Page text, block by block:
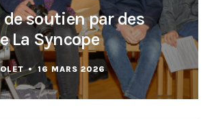
soutien par des
La Syncope
16 MARS 2026